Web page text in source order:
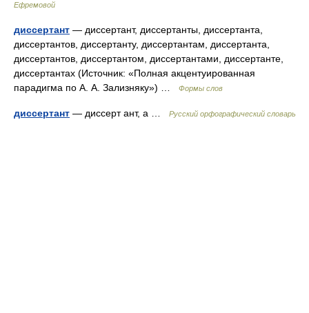
Ефремовой
диссертант — диссертант, диссертанты, диссертанта,
диссертантов, диссертанту, диссертантам, диссертанта,
диссертантов, диссертантом, диссертантами, диссертанте,
диссертантах (Источник: «Полная акцентуированная
парадигма по А. А. Зализняку») …
Формы слов
диссертант — диссерт ант, а … Русский орфографический словарь